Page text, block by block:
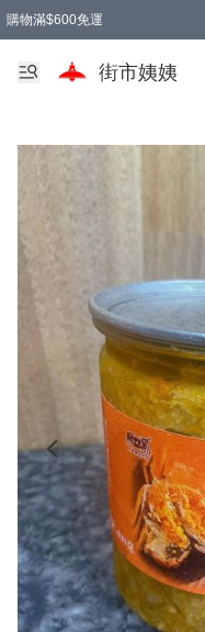
購物滿$600免運
街市姨姨